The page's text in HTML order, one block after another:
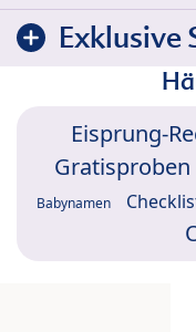
Exklusive
Eisprung-
Gratisproben
Babynamen